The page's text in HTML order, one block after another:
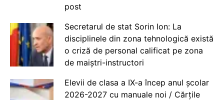
post
Secretarul de stat Sorin Ion: La
disciplinele din zona tehnologică există
o criză de personal calificat pe zona
de maiștri-instructori
Elevii de clasa a IX-a încep anul școlar
2026-2027 cu manuale noi / Cărțile